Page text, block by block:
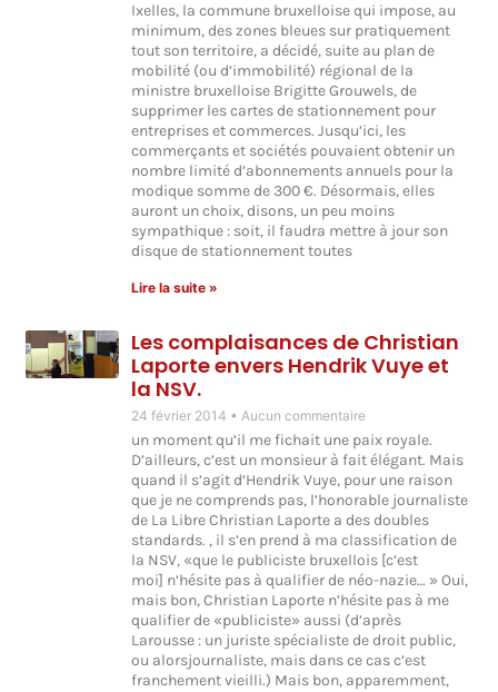
Ixelles, la commune bruxelloise qui impose, au
minimum, des zones bleues sur pratiquement
tout son territoire, a décidé, suite au plan de
mobilité (ou d’immobilité) régional de la
ministre bruxelloise Brigitte Grouwels, de
supprimer les cartes de stationnement pour
entreprises et commerces. Jusqu’ici, les
commerçants et sociétés pouvaient obtenir un
nombre limité d’abonnements annuels pour la
modique somme de 300 €. Désormais, elles
auront un choix, disons, un peu moins
sympathique : soit, il faudra mettre à jour son
disque de stationnement toutes
Lire la suite »
Les complaisances de Christian
Laporte envers Hendrik Vuye et
la NSV.
24 février 2014 Aucun commentaire
un moment qu’il me fichait une paix royale.
D’ailleurs, c’est un monsieur à fait élégant. Mais
quand il s’agit d’Hendrik Vuye, pour une raison
que je ne comprends pas, l’honorable journaliste
de La Libre Christian Laporte a des doubles
standards. , il s’en prend à ma classification de
la NSV, «que le publiciste bruxellois [c’est
moi] n’hésite pas à qualifier de néo-nazie… » Oui,
mais bon, Christian Laporte n’hésite pas à me
qualifier de «publiciste» aussi (d’après
Larousse : un juriste spécialiste de droit public,
ou alorsjournaliste, mais dans ce cas c’est
franchement vieilli.) Mais bon, apparemment,